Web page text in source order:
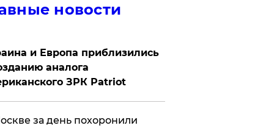
новости
и Европа приблизились
аналога
ЗРК Patriot
за день похоронили